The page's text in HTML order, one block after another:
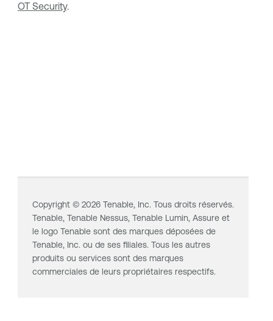
OT Security.
Copyright © 2026Tenable, Inc. Tous droits réservés.
Tenable, Tenable Nessus, Tenable Lumin, Assure et
le logo Tenable sont des marques déposées de
Tenable, Inc. ou de ses filiales. Tous les autres
produits ou services sont des marques
commerciales de leurs propriétaires respectifs.